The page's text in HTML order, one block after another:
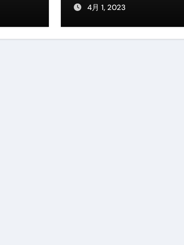
ー・ニッパー・電動まで、硬い爪／巻き爪／飛
ポーション・カット済みの選び方と、年末年始
4月 1, 2023